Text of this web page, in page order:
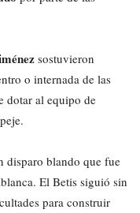
sostuvieron
o internada de las
dotar al equipo de
disparo blando que fue
El Betis siguió sin
para construir